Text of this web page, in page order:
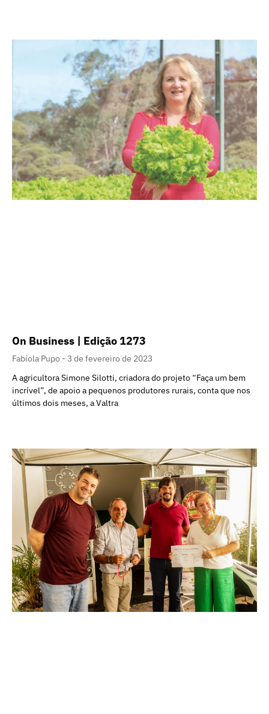
On Business | Edição 1273
Fabíola Pupo
3 de fevereiro de 2023
A agricultora Simone Silotti, criadora do projeto “Faça um bem
incrível”, de apoio a pequenos produtores rurais, conta que nos
últimos dois meses, a Valtra